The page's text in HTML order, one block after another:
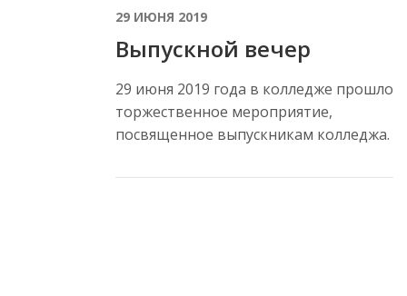
29 ИЮНЯ 2019
Выпускной вечер
29 июня 2019 года в колледже прошло
торжественное мероприятие,
посвященное выпускникам колледжа.